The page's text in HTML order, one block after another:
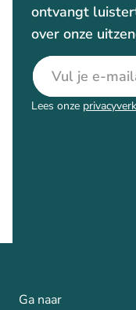
ontvangt
over onze
E-mailadres
Lees onze
Ga naar